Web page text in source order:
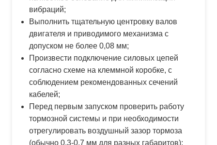
вибраций;
Выполнить тщательную центровку валов
двигателя и приводимого механизма с
допуском не более 0,08 мм;
Произвести подключение силовых цепей
согласно схеме на клеммной коробке, с
соблюдением рекомендованных сечений
кабелей;
Перед первым запуском проверить работу
тормозной системы и при необходимости
отрегулировать воздушный зазор тормоза
(обычно 0,3-0,7 мм для разных габаритов);